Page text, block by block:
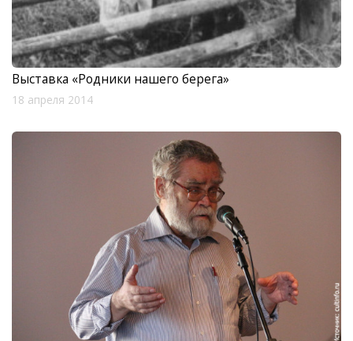
Выставка «Родники нашего берега»
18 апреля 2014